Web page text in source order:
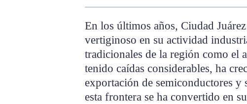
En los últimos años, Ciudad
vertiginoso en su actividad
tradicionales de la región como el
tenido caídas considerables, ha
exportación de semiconductores y
esta frontera se ha convertido en